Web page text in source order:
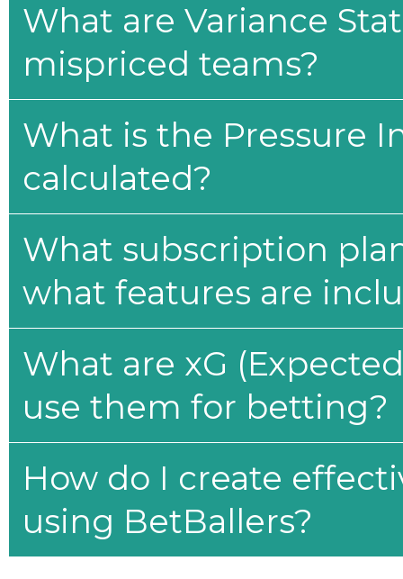
What are Variance
mispriced teams?
What is the Pressure
calculated?
What subscription
what features are
What are xG
use them for betting?
How do I create
using BetBallers?